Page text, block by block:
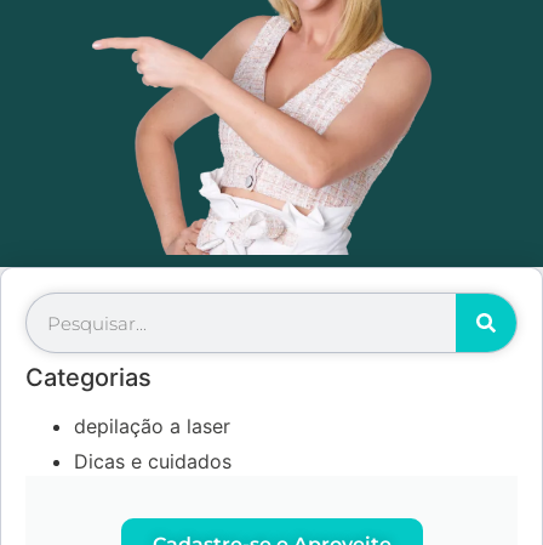
Categorias
depilação a laser
Dicas e cuidados